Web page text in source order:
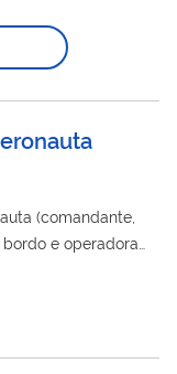
(comandante,
e operadora
afastar do trabalho
DF.
você não